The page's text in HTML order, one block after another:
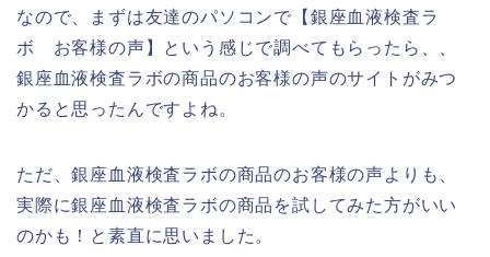
なので、まずは友達のパソコンで【銀座血液検査ラ
ボ お客様の声】という感じで調べてもらったら、、
銀座血液検査ラボの商品のお客様の声のサイトがみつ
かると思ったんですよね。
ただ、銀座血液検査ラボの商品のお客様の声よりも、
実際に銀座血液検査ラボの商品を試してみた方がいい
のかも！と素直に思いました。